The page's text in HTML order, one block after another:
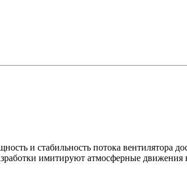
и стабильность потока вентилятора
имитируют атмосферные